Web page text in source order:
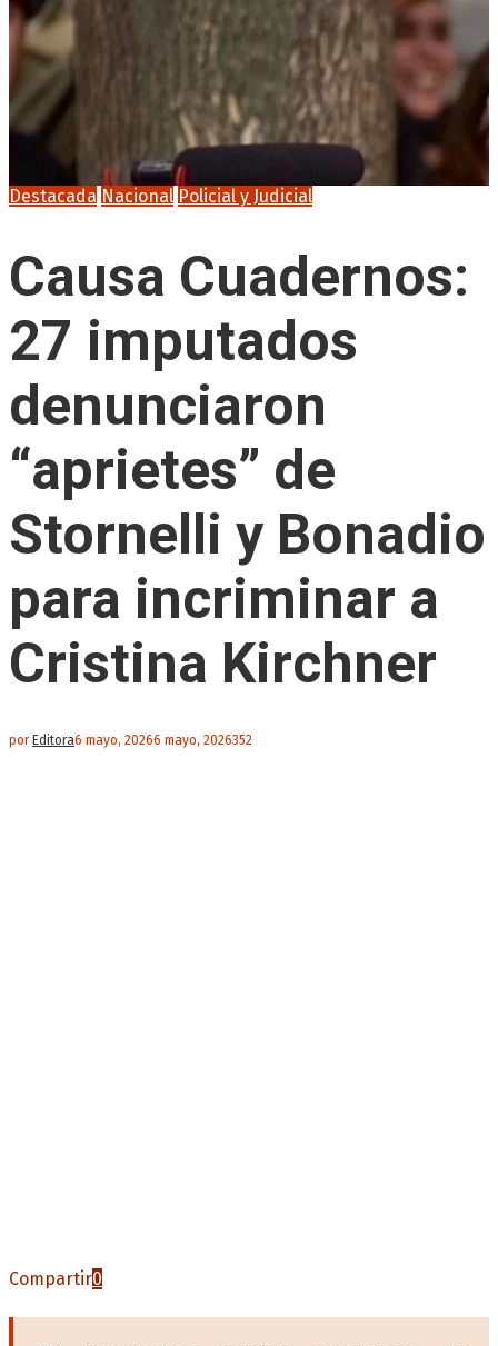
Destacada Nacional Policial y Judicial
Causa Cuadernos:
27 imputados
denunciaron
“aprietes” de
Stornelli y Bonadio
para incriminar a
Cristina Kirchner
por Editora6 mayo, 20266 mayo, 2026352
Compartir0